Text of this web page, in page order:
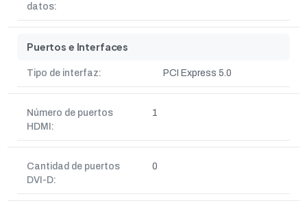
datos:
Puertos e Interfaces
Tipo de interfaz: PCI Express 5.0
Número de puertos
HDMI:
1
Cantidad de puertos
DVI-D:
0